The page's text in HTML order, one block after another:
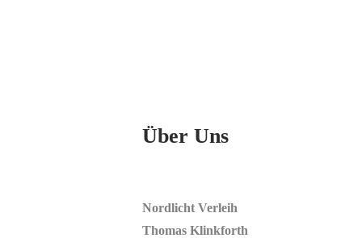
Über Uns
Nordlicht Verleih
Thomas Klinkforth